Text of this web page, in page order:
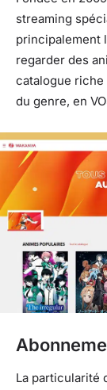
streaming
principalement
regarder des
catalogue riche
du genre, en
La particularité